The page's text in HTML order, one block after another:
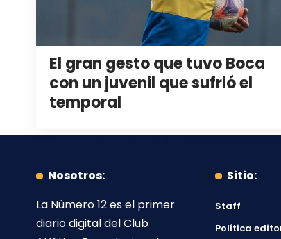
El gran gesto que tuvo Boca
con un juvenil que sufrió el
temporal
Nosotros:
La Número 12es el primer
diario digital delClub
Sitio:
Staff
Política